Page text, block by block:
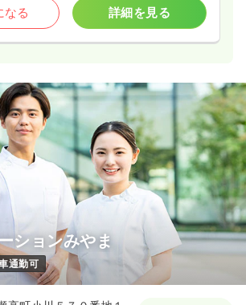
なる 詳細を見る
ションみやま
通勤可